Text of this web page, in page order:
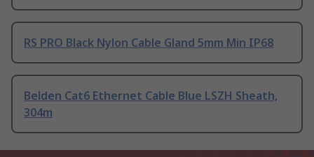
RS PRO Black Nylon Cable Gland 5mm Min IP68
Belden Cat6 Ethernet Cable Blue LSZH Sheath,
304m